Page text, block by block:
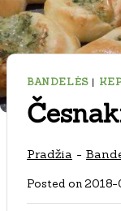
BANDELĖS |
Pradžia -
Posted on2018-